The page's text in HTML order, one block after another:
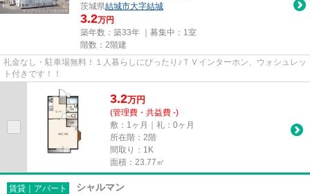
茨城県結城市大字結城
3.2万円
築年数：築33年 ｜募集中： 1室
階数：2階建
礼金なし・駐車場無料！１人暮らしにぴったり♪ＴＶインターホン、ウォシュレッ
ト付きです！！
3.2万円
(管理費・共益費 -)
敷：1ヶ月｜礼：0ヶ月
所在階：2階
間取り：1K
面積：23.77㎡
賃貸｜アパート シャルマン